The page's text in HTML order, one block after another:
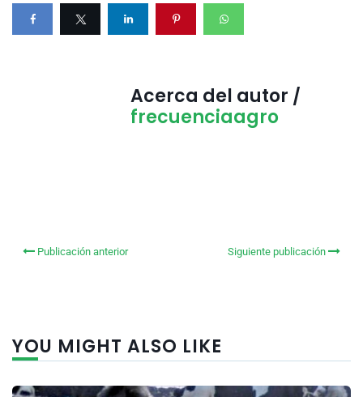
Acerca del autor /
frecuenciaagro
Publicación anterior Siguiente publicación
YOU MIGHT ALSO LIKE